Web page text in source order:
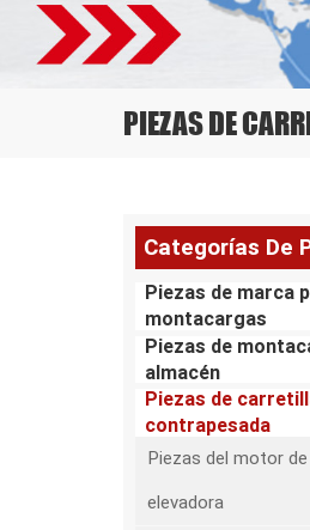
PIEZAS DE
Categorías De
Piezas de marca
montacargas
Piezas de
almacén
Piezas de
contrapesada
Piezas del motor
elevadora